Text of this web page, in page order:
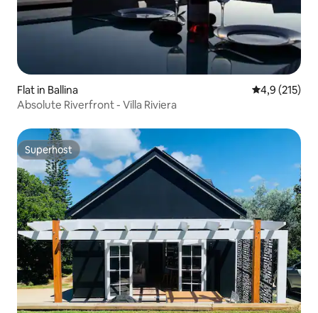
Flat in Ballina Gemiddelde
4,9 (215)
Absolute Riverfront - Villa Riviera
Superhost
Superhost